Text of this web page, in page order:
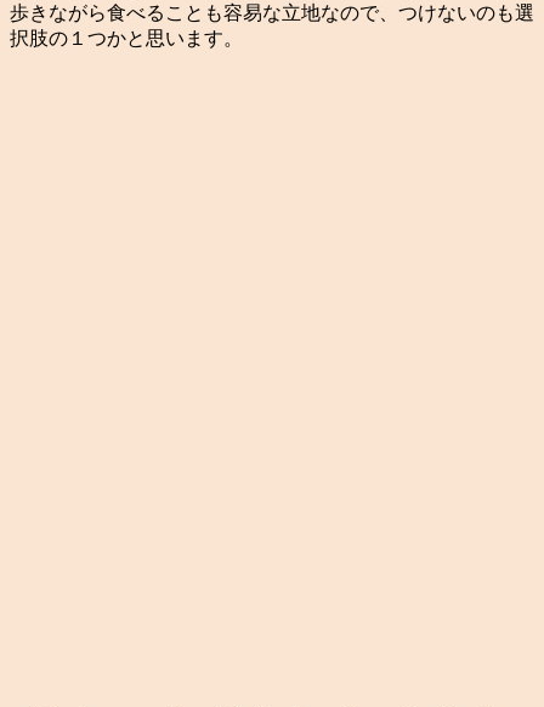
歩きながら食べることも容易な立地なので、つけないのも選
択肢の１つかと思います。